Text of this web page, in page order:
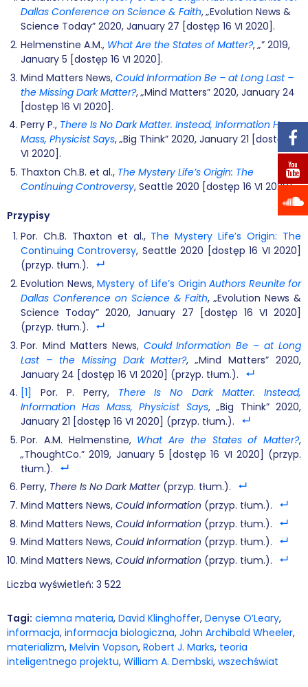
Dallas Conference on Science & Faith,„Evolution News &
Science Today” 2020, January 27 [dostęp 16 VI 2020].
Helmenstine A.M., What Are the States of Matter?,„” 2019,
January 5 [dostęp 16 VI 2020].
Mind Matters News, Could Information Be – at Long Last –
the Missing Dark Matter?,„Mind Matters” 2020, January 24
[dostęp 16 VI 2020].
Perry P., There Is No Dark Matter. Instead, Information Has
Mass, Physicist Says,„Big Think” 2020, January 21 [dostęp 16
VI 2020].
Thaxton Ch.B. et al., The Mystery Life’s Origin: The
Continuing Controversy, Seattle 2020 [dostęp 16 VI 2020].
Przypisy
Por. Ch.B. Thaxton et al., The Mystery Life’s Origin: The
Continuing Controversy, Seattle 2020 [dostęp 16 VI 2020]
(przyp. tłum.).
Evolution News, Mystery of Life’s Origin Authors Reunite for
Dallas Conference on Science & Faith,„Evolution News &
Science Today” 2020, January 27 [dostęp 16 VI 2020]
(przyp. tłum.).
Por. Mind Matters News, Could Information Be – at Long
Last – the Missing Dark Matter?,„Mind Matters” 2020,
January 24 [dostęp 16 VI 2020] (przyp. tłum.).
[1]
Por. P. Perry, There Is No Dark Matter. Instead,
Information Has Mass, Physicist Says,„Big Think” 2020,
January 21 [dostęp 16 VI 2020] (przyp. tłum.).
Por. A.M. Helmenstine, What Are the States of Matter?,
„ThoughtCo.” 2019, January 5 [dostęp 16 VI 2020] (przyp.
tłum.).
Perry, There Is No Dark Matter(przyp. tłum.).
Mind Matters News, Could Information (przyp. tłum.).
Mind Matters News, Could Information (przyp. tłum.).
Mind Matters News, Could Information (przyp. tłum.).
Mind Matters News, Could Information (przyp. tłum.).
Liczba wyświetleń: 3 522
Tagi: ciemna materia, David Klinghoffer, Denyse O’Leary,
informacja, informacja biologiczna, John Archibald Wheeler,
materializm, Melvin Vopson, Robert J. Marks, teoria
inteligentnego projektu, William A. Dembski, wszechświat